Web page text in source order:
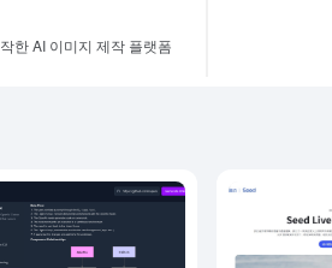
한 AI 이미지 제작 플랫폼